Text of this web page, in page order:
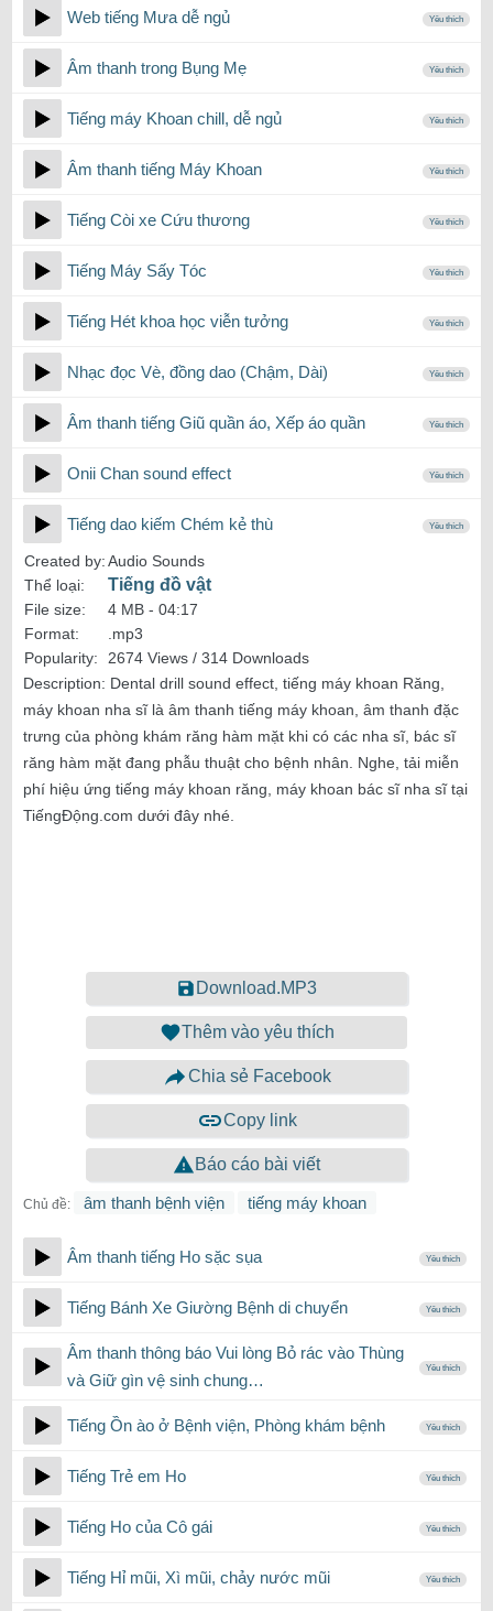
Web tiếng Mưa dễ ngủ Yêu thích
Âm thanh trong Bụng Mẹ Yêu thích
Tiếng máy Khoan chill, dễ ngủ Yêu thích
Âm thanh tiếng Máy Khoan Yêu thích
Tiếng Còi xe Cứu thương Yêu thích
Tiếng Máy Sấy Tóc Yêu thích
Tiếng Hét khoa học viễn tưởng Yêu thích
Nhạc đọc Vè, đồng dao (Chậm, Dài) Yêu thích
Âm thanh tiếng Giũ quần áo, Xếp áo quần Yêu thích
Onii Chan sound effect Yêu thích
Tiếng dao kiếm Chém kẻ thù Yêu thích
Created by:Audio Sounds
Thể loại:
Tiếng đồ vật
File size: 4 MB - 04:17
Format:
.mp3
Popularity:
2674 Views / 314 Downloads
Description: Dental drill sound effect, tiếng máy khoan Răng,
máy khoan nha sĩ là âm thanh tiếng máy khoan, âm thanh đặc
trưng của phòng khám răng hàm mặt khi có các nha sĩ, bác sĩ
răng hàm mặt đang phẫu thuật cho bệnh nhân. Nghe, tải miễn
phí hiệu ứng tiếng máy khoan răng, máy khoan bác sĩ nha sĩ tại
TiếngĐộng.com dưới đây nhé.
Download.MP3
Thêm vào yêu thích
Chia sẻ Facebook
Copy link
Báo cáo bài viết
Chủ đề: âm thanh bệnh viện tiếng máy khoan
Âm thanh tiếng Ho sặc sụa Yêu thích
Tiếng Bánh Xe Giường Bệnh di chuyển Yêu thích
Âm thanh thông báo Vui lòng Bỏ rác vào Thùng
và Giữ gìn vệ sinh chung…
Yêu thích
Tiếng Ồn ào ở Bệnh viện, Phòng khám bệnh Yêu thích
Tiếng Trẻ em Ho Yêu thích
Tiếng Ho của Cô gái Yêu thích
Tiếng Hỉ mũi, Xì mũi, chảy nước mũi Yêu thích